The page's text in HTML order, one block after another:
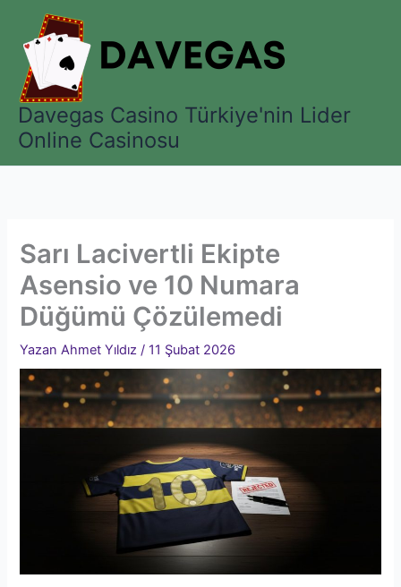
Davegas Casino Türkiye'nin Lider
Online Casinosu
Sarı Lacivertli Ekipte
Asensio ve 10 Numara
Düğümü Çözülemedi
Yazan Ahmet Yıldız/11 Şubat 2026